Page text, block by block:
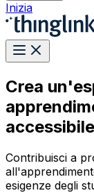
Inizia
Crea
accessibile
Contribuisci a
esigenze degli